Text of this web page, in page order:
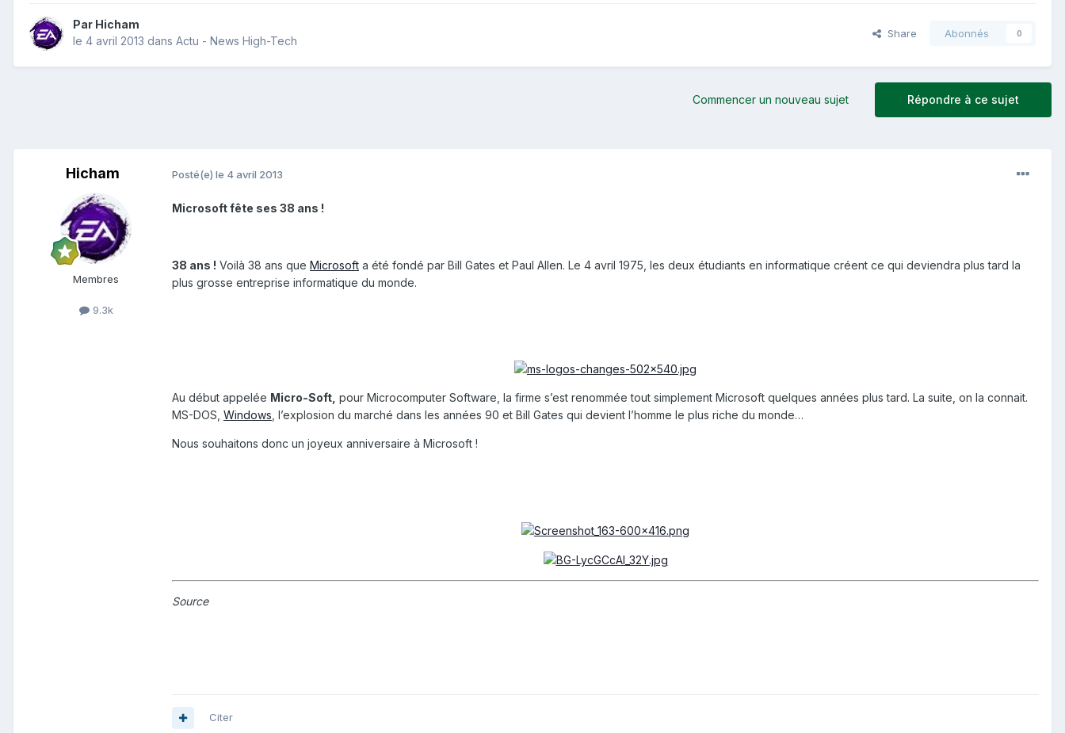
Par Hicham
le 4 avril 2013 dans Actu - News High-Tech
Share Abonnés 0
Répondre à ce sujet
Commencer un nouveau sujet
Hicham
Membres
9.3k
Posté(e) le 4 avril 2013
Microsoft fête ses 38 ans !
38 ans ! Voilà 38 ans que Microsoft a été fondé par Bill Gates et Paul Allen. Le 4 avril 1975, les deux étudiants en informatique créent ce qui deviendra plus tard la
plus grosse entreprise informatique du monde.
Au début appelée Micro-Soft, pour Microcomputer Software, la firme s’est renommée tout simplement Microsoft quelques années plus tard. La suite, on la connait.
MS-DOS, Windows , l’explosion du marché dans les années 90 et Bill Gates qui devient l’homme le plus riche du monde…
Nous souhaitons donc un joyeux anniversaire à Microsoft !
Source
Citer